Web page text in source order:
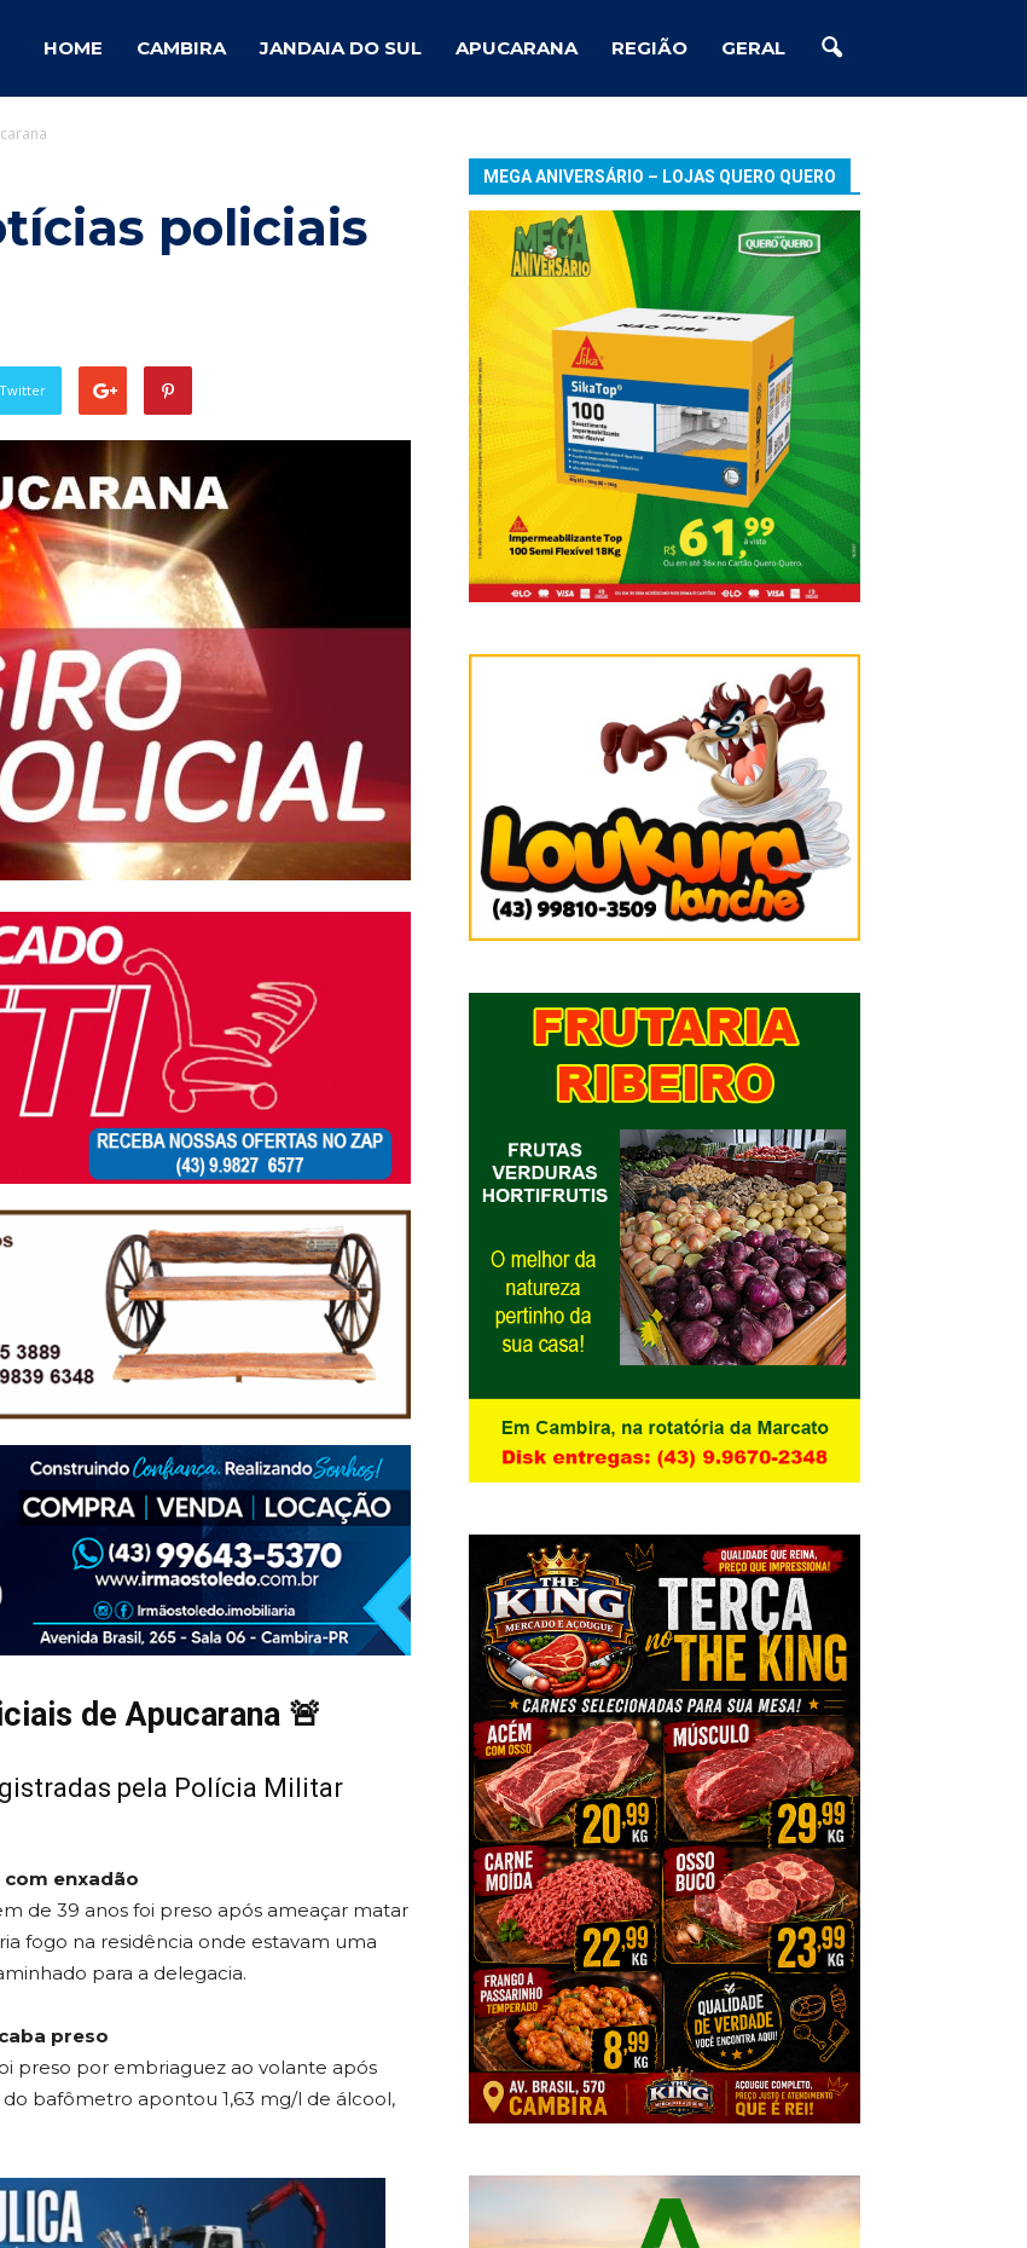
HOME CAMBIRA JANDAIA DO SUL APUCARANA REGIÃO GERAL
policiais
de Apucarana 🚨
pela Polícia Militar
enxadão
de 39 anos foi preso após ameaçar matar
fogo na residência onde estavam uma
para a delegacia.
preso
preso por embriaguez ao volante após
bafômetro apontou 1,63 mg/l de álcool,
MEGA ANIVERSÁRIO – LOJAS QUERO QUERO